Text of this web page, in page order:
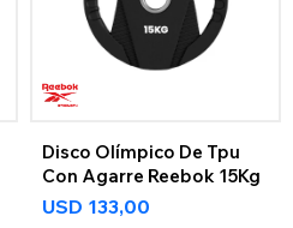
Disco Olímpico De Tpu
Con Agarre Reebok 15Kg
USD 133,00